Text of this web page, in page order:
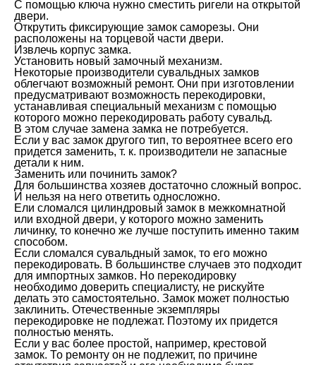
С помощью ключа нужно сместить ригели на открытой
двери.
Открутить фиксирующие замок саморезы. Они
расположены на торцевой части двери.
Извлечь корпус замка.
Установить новый замочный механизм.
Некоторые производители сувальдных замков
облегчают возможный ремонт. Они при изготовлении
предусматривают возможность перекодировки,
устанавливая специальный механизм с помощью
которого можно перекодировать работу сувальд.
В этом случае замена замка не потребуется.
Если у вас замок другого тип, то вероятнее всего его
придется заменить, т. к. производители не запасные
детали к ним.
Заменить или починить замок?
Для большинства хозяев достаточно сложный вопрос.
И нельзя на него ответить односложно.
Ели сломался цилиндровый замок в межкомнатной
или входной двери, у которого можно заменить
личинку, то конечно же лучше поступить именно таким
способом.
Если сломался сувальдный замок, то его можно
перекодировать. В большинстве случаев это подходит
для импортных замков. Но перекодировку
необходимо доверить специалисту, не рискуйте
делать это самостоятельно. Замок может полностью
заклинить. Отечественные экземпляры
перекодировке не подлежат. Поэтому их придется
полностью менять.
Если у вас более простой, например, крестовой
замок. То ремонту он не подлежит, по причине